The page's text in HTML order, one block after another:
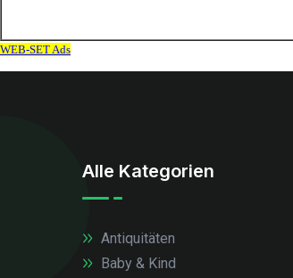
Alle Kategorien
Antiquitäten
Baby & Kind